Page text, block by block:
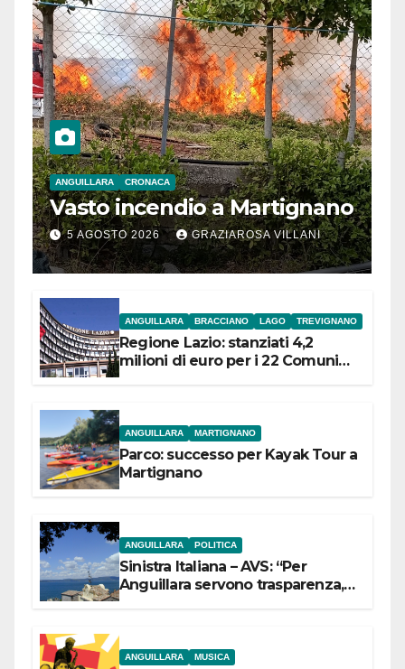
ANGUILLARA CRONACA
Vasto incendio a Martignano
5 AGOSTO 2026 GRAZIAROSA VILLANI
ANGUILLARA BRACCIANO LAGO TREVIGNANO
Regione Lazio: stanziati 4,2
milioni di euro per i 22 Comuni
ANGUILLARA MARTIGNANO
Parco: successo per Kayak Tour a
Martignano
ANGUILLARA POLITICA
Sinistra Italiana – AVS: “Per
Anguillara servono trasparenza,
ANGUILLARA MUSICA